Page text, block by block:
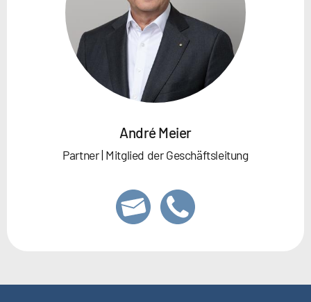
André Meier
Partner | Mitglied der Geschäftsleitung